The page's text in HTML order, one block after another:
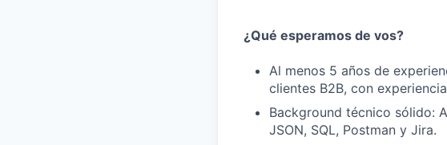
¿Qué esperamos de vos?
Al menos 5 años de
clientes B2B, con
Background técnico sólido:
JSON, SQL, Postman y Jira.